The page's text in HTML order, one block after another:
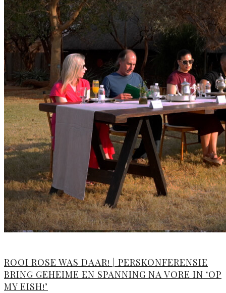
ROOI ROSE WAS DAAR! | PERSKONFERENSIE
BRING GEHEIME EN SPANNING NA VORE IN ‘OP
MY EISH!’